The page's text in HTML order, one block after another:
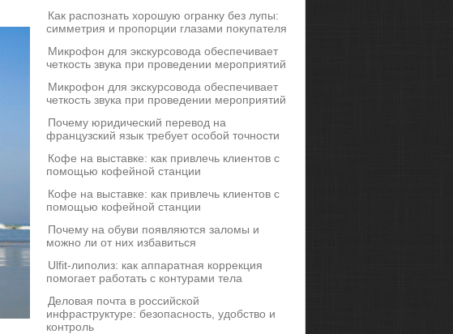
Как распознать хорошую огранку без лупы:
симметрия и пропорции глазами покупателя
Микрофон для экскурсовода обеспечивает
четкость звука при проведении мероприятий
Микрофон для экскурсовода обеспечивает
четкость звука при проведении мероприятий
Почему юридический перевод на
французский язык требует особой точности
Кофе на выставке: как привлечь клиентов с
помощью кофейной станции
Кофе на выставке: как привлечь клиентов с
помощью кофейной станции
Почему на обуви появляются заломы и
можно ли от них избавиться
Ulfit-липолиз: как аппаратная коррекция
помогает работать с контурами тела
Деловая почта в российской
инфраструктуре: безопасность, удобство и
контроль